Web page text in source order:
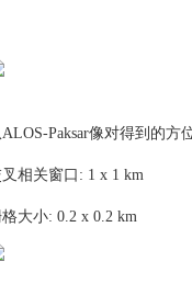
ALOS-Paksar像对得到的方
相关窗口: 1 x 1 km
大小: 0.2 x 0.2 km